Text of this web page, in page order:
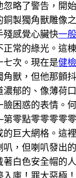
略了警告，開
製獨角獸雕像
殘感覺心臟快一
常的綠光。這
七次。現在是健
獸，但他那顫
郁的、像薄荷
困惑的表情。
零點零零零零零
巨大網格。這
，但喇叭發出
白色安全帽的
庫！罪大惡極